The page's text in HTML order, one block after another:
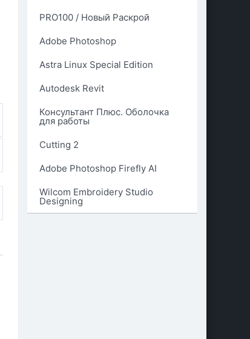
PRO100 / Новый Раскрой
Adobe Photoshop
Astra Linux Special Edition
Autodesk Revit
Консультант Плюс. Оболочка
для работы
Cutting 2
Adobe Photoshop Firefly AI
Wilcom Embroidery Studio
Designing